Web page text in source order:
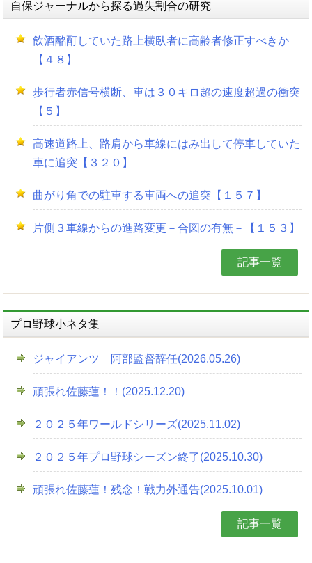
自保ジャーナルから探る過失割合の研究
飲酒酩酊していた路上横臥者に高齢者修正すべきか
【４８】
歩行者赤信号横断、車は３０キロ超の速度超過の衝突
【５】
高速道路上、路肩から車線にはみ出して停車していた
車に追突【３２０】
曲がり角での駐車する車両への追突【１５７】
片側３車線からの進路変更－合図の有無－【１５３】
記事一覧
プロ野球小ネタ集
ジャイアンツ 阿部監督辞任(2026.05.26)
頑張れ佐藤蓮！！(2025.12.20)
２０２５年ワールドシリーズ(2025.11.02)
２０２５年プロ野球シーズン終了(2025.10.30)
頑張れ佐藤蓮！残念！戦力外通告(2025.10.01)
記事一覧